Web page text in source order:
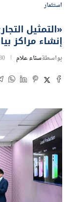
استثمار
«التمثيل
إنشاء مراكز
بواسطةسناء علام 30 نوفمبر